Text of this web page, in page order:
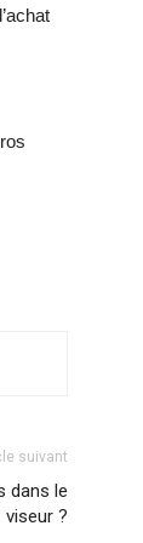
suivant
dans le
viseur ?